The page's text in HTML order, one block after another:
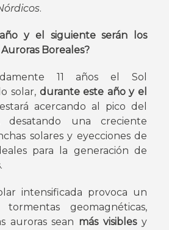
.
y el siguiente serán los
Boreales?
11 años el Sol
solar, durante este año y el
acercando al pico del
desatando una creciente
solares y eyecciones de
para la generación de
intensificada provoca un
geomagnéticas,
auroras sean más visiblesy